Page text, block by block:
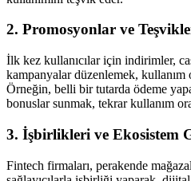
2. Promosyonlar ve
İlk kez kullanıcılar için indirimler,
kampanyalar düzenlemek, kullanım
Örneğin, belli bir tutarda ödeme
bonuslar sunmak, tekrar kullanım
3. İşbirlikleri ve Ekosistem
Fintech firmaları, perakende